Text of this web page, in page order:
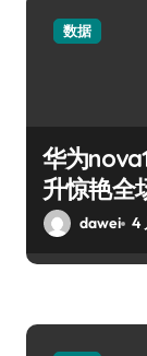
数据
华为
升惊艳全
dawei 4